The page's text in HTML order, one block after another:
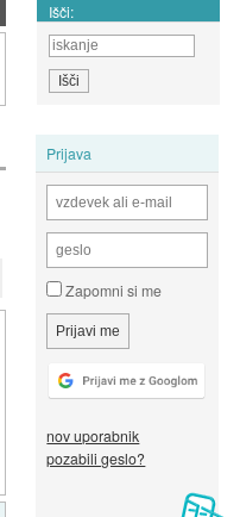
Išči:
Prijava
Zapomni si me
nov uporabnik
pozabili geslo?